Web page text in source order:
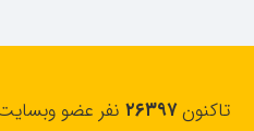
تاکنون۲۶۳۹۷ نفر عضو وبسایت